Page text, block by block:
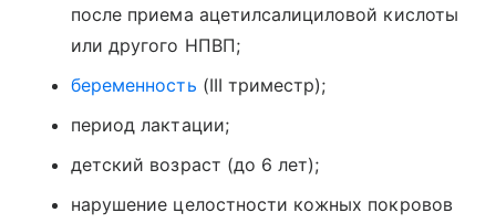
после приема ацетилсалициловой кислоты
или другого НПВП;
беременность (III триместр);
период лактации;
детский возраст (до 6 лет);
нарушение целостности кожных покровов